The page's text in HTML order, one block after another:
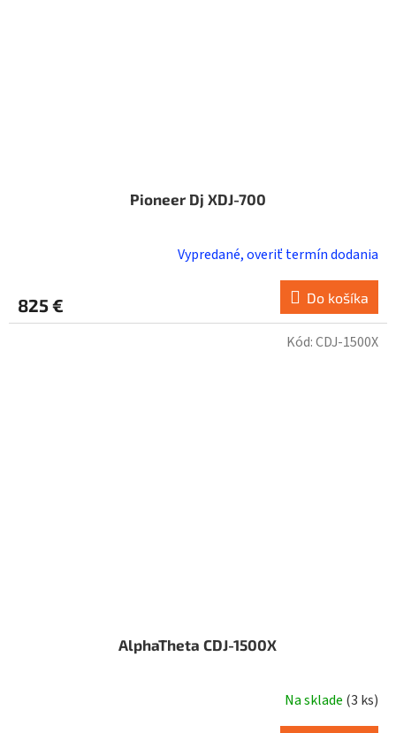
Pioneer Dj XDJ-700
Vypredané, overiť termín dodania
825 € Do košíka
AlphaTheta CDJ-1500X
Na sklade (3 ks)
Kód:CDJ-1500X